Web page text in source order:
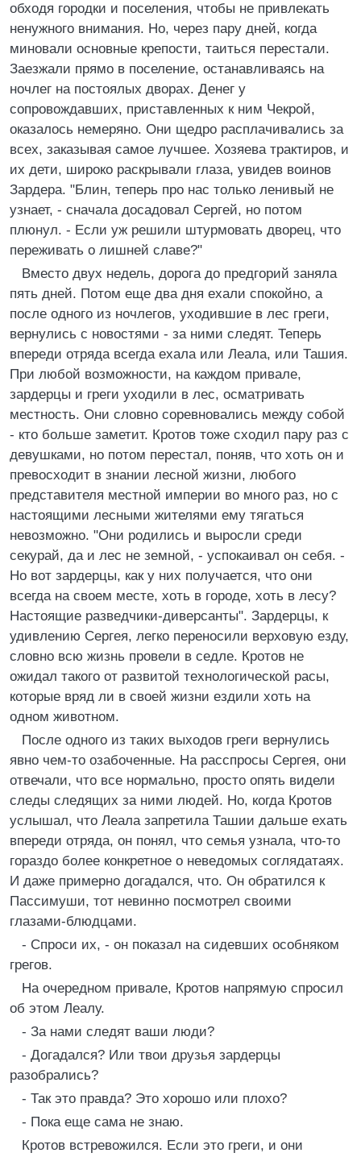
обходя городки и поселения, чтобы не привлекать
ненужного внимания. Но, через пару дней, когда
миновали основные крепости, таиться перестали.
Заезжали прямо в поселение, останавливаясь на
ночлег на постоялых дворах. Денег у
сопровождавших, приставленных к ним Чекрой,
оказалось немеряно. Они щедро расплачивались за
всех, заказывая самое лучшее. Хозяева трактиров, и
их дети, широко раскрывали глаза, увидев воинов
Зардера. "Блин, теперь про нас только ленивый не
узнает, - сначала досадовал Сергей, но потом
плюнул. - Если уж решили штурмовать дворец, что
переживать о лишней славе?"
Вместо двух недель, дорога до предгорий заняла
пять дней. Потом еще два дня ехали спокойно, а
после одного из ночлегов, уходившие в лес греги,
вернулись с новостями - за ними следят. Теперь
впереди отряда всегда ехала или Леала, или Ташия.
При любой возможности, на каждом привале,
зардерцы и греги уходили в лес, осматривать
местность. Они словно соревновались между собой
- кто больше заметит. Кротов тоже сходил пару раз с
девушками, но потом перестал, поняв, что хоть он и
превосходит в знании лесной жизни, любого
представителя местной империи во много раз, но с
настоящими лесными жителями ему тягаться
невозможно. "Они родились и выросли среди
секурай, да и лес не земной, - успокаивал он себя. -
Но вот зардерцы, как у них получается, что они
всегда на своем месте, хоть в городе, хоть в лесу?
Настоящие разведчики-диверсанты". Зардерцы, к
удивлению Сергея, легко переносили верховую езду,
словно всю жизнь провели в седле. Кротов не
ожидал такого от развитой технологической расы,
которые вряд ли в своей жизни ездили хоть на
одном животном.
После одного из таких выходов греги вернулись
явно чем-то озабоченные. На расспросы Сергея, они
отвечали, что все нормально, просто опять видели
следы следящих за ними людей. Но, когда Кротов
услышал, что Леала запретила Ташии дальше ехать
впереди отряда, он понял, что семья узнала, что-то
гораздо более конкретное о неведомых соглядатаях.
И даже примерно догадался, что. Он обратился к
Пассимуши, тот невинно посмотрел своими
глазами-блюдцами.
- Спроси их, - он показал на сидевших особняком
грегов.
На очередном привале, Кротов напрямую спросил
об этом Леалу.
- За нами следят ваши люди?
- Догадался? Или твои друзья зардерцы
разобрались?
- Так это правда? Это хорошо или плохо?
- Пока еще сама не знаю.
Кротов встревожился. Если это греги, и они